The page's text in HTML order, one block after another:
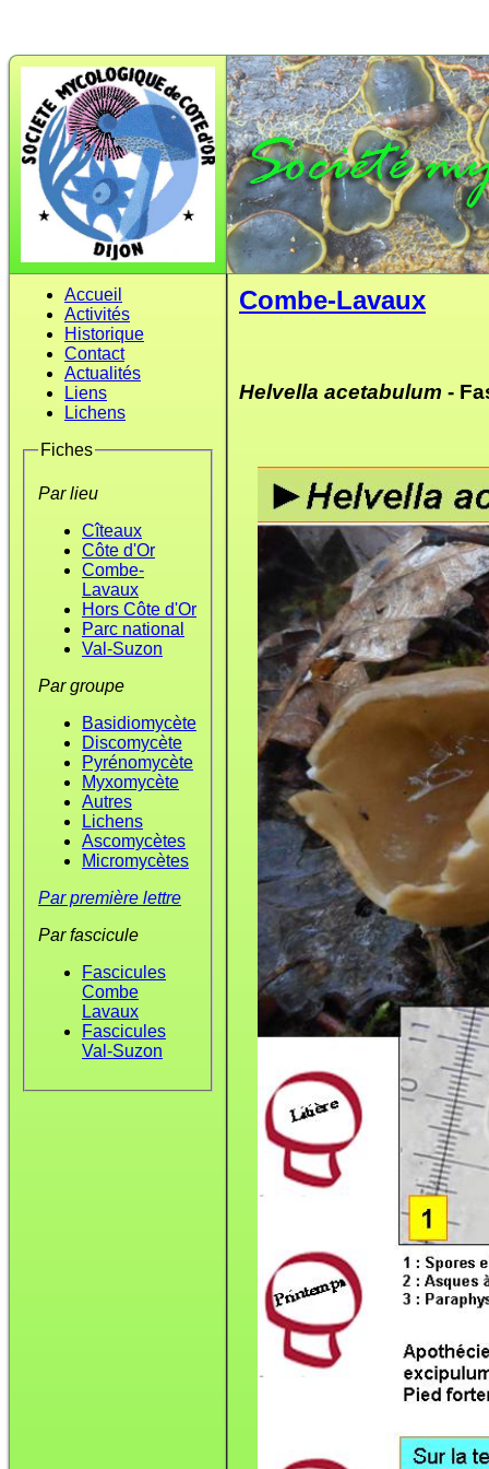
Accueil
Activités
Historique
Contact
Actualités
Liens
Lichens
Fiches
Par lieu
Cîteaux
Côte d'Or
Combe-
Lavaux
Hors Côte d'Or
Parc national
Val-Suzon
Par groupe
Basidiomycète
Discomycète
Pyrénomycète
Myxomycète
Autres
Lichens
Ascomycètes
Micromycètes
Par première lettre
Par fascicule
Fascicules
Combe
Lavaux
Fascicules
Val-Suzon
Combe-Lavaux
Helvella acetabulum -